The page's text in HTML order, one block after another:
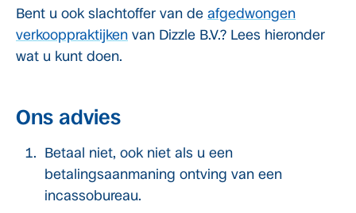
Bent u ook slachtoffer van de afgedwongen
verkooppraktijken van Dizzle B.V.? Lees hieronder
wat u kunt doen.
Ons advies
Betaal niet, ook niet als u een
betalingsaanmaning ontving van een
incassobureau.